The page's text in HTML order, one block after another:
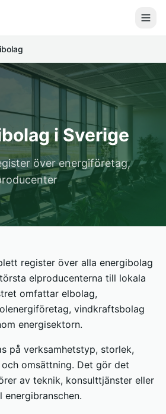
i Sverige
över energiföretag,
register över alla energibolag
elproducenterna till lokala
omfattar elbolag,
vindkraftsbolag
energisektorn.
på verksamhetstyp, storlek,
omsättning. Det gör det
av teknik, konsulttjänster eller